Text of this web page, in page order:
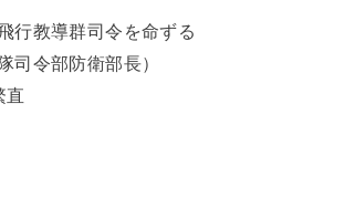
行教導群司令を命ずる
司令部防衛部長）
直